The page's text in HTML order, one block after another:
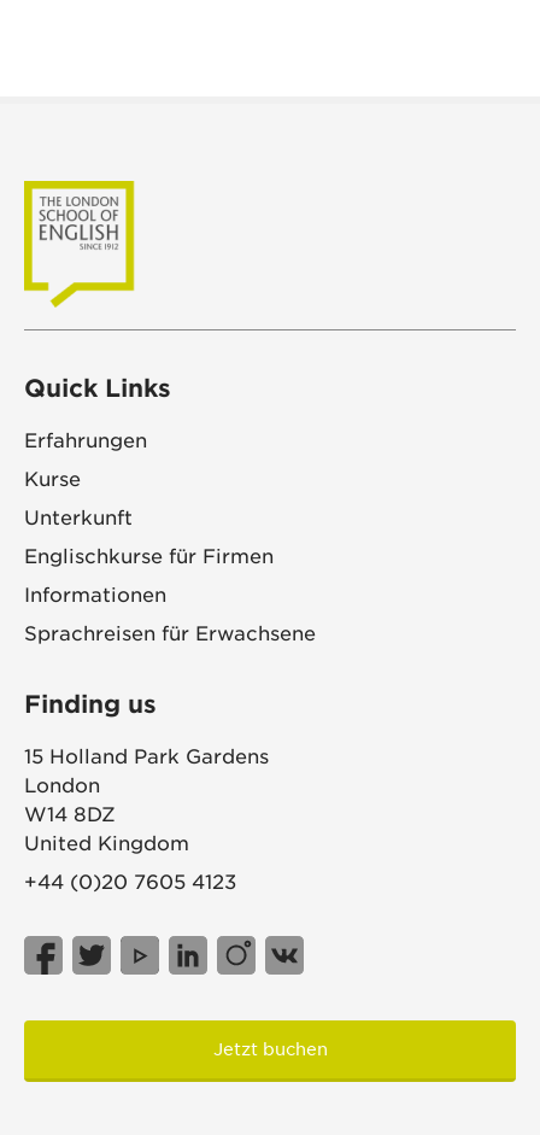
Quick Links
Erfahrungen
Kurse
Unterkunft
Englischkurse für Firmen
Informationen
Sprachreisen für Erwachsene
Finding us
15 Holland Park Gardens
London
W14 8DZ
United Kingdom
+44 (0)20 7605 4123
Jetzt buchen